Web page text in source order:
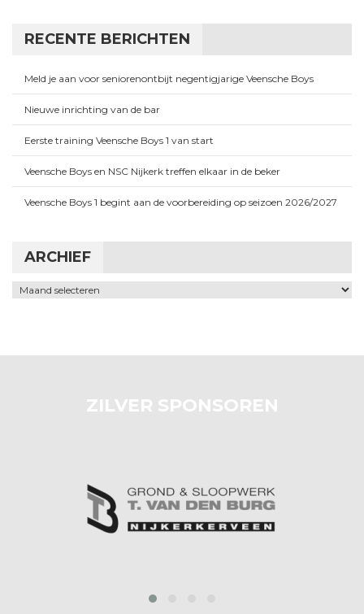
RECENTE BERICHTEN
Meld je aan voor seniorenontbijt negentigjarige Veensche Boys
Nieuwe inrichting van de bar
Eerste training Veensche Boys 1 van start
Veensche Boys en NSC Nijkerk treffen elkaar in de beker
Veensche Boys 1 begint aan de voorbereiding op seizoen 2026/2027
ARCHIEF
Archief
ZILVER SPONSOREN
prev